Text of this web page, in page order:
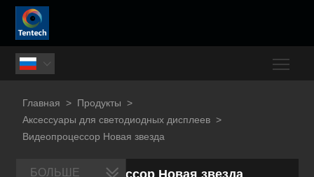

Главная > Продукты >
Аксессуары для светодиодных дисплеев >
Видеопроцессор Новая звезда
Видеопроцессор Новая звезда
БОЛЬШЕ